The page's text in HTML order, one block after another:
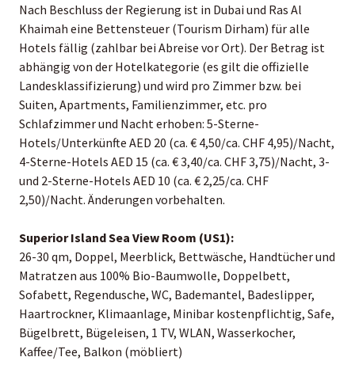
Nach Beschluss der Regierung ist in Dubai und Ras Al
Khaimah eine Bettensteuer (Tourism Dirham) für alle
Hotels fällig (zahlbar bei Abreise vor Ort). Der Betrag ist
abhängig von der Hotelkategorie (es gilt die offizielle
Landesklassifizierung) und wird pro Zimmer bzw. bei
Suiten, Apartments, Familienzimmer, etc. pro
Schlafzimmer und Nacht erhoben: 5-Sterne-
Hotels/Unterkünfte AED 20 (ca. € 4,50/ca. CHF 4,95)/Nacht,
4-Sterne-Hotels AED 15 (ca. € 3,40/ca. CHF 3,75)/Nacht, 3-
und 2-Sterne-Hotels AED 10 (ca. € 2,25/ca. CHF
2,50)/Nacht. Änderungen vorbehalten.
Superior Island Sea View Room (US1):
26-30 qm, Doppel, Meerblick, Bettwäsche, Handtücher und
Matratzen aus 100% Bio-Baumwolle, Doppelbett,
Sofabett, Regendusche, WC, Bademantel, Badeslipper,
Haartrockner, Klimaanlage, Minibar kostenpflichtig, Safe,
Bügelbrett, Bügeleisen, 1 TV, WLAN, Wasserkocher,
Kaffee/Tee, Balkon (möbliert)